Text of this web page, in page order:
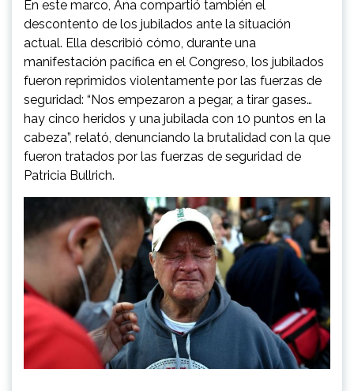
En este marco, Ana compartió también el
descontento de los jubilados ante la situación
actual. Ella describió cómo, durante una
manifestación pacífica en el Congreso, los jubilados
fueron reprimidos violentamente por las fuerzas de
seguridad: “Nos empezaron a pegar, a tirar gases…
hay cinco heridos y una jubilada con 10 puntos en la
cabeza”, relató, denunciando la brutalidad con la que
fueron tratados por las fuerzas de seguridad de
Patricia Bullrich.